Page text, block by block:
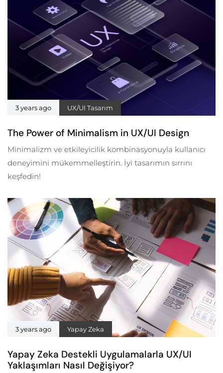
3 years ago UX/UI Tasarım
The Power of Minimalism in UX/UI Design
Minimalizm ve etkileyicilik kombinasyonuyla kullanıcı
deneyimini mükemmelleştirin. İyi tasarımın sırrını
keşfedin!
3 years ago Yapay Zeka
Yapay Zeka Destekli Uygulamalarla UX/UI
Yaklaşımları Nasıl Değişiyor?